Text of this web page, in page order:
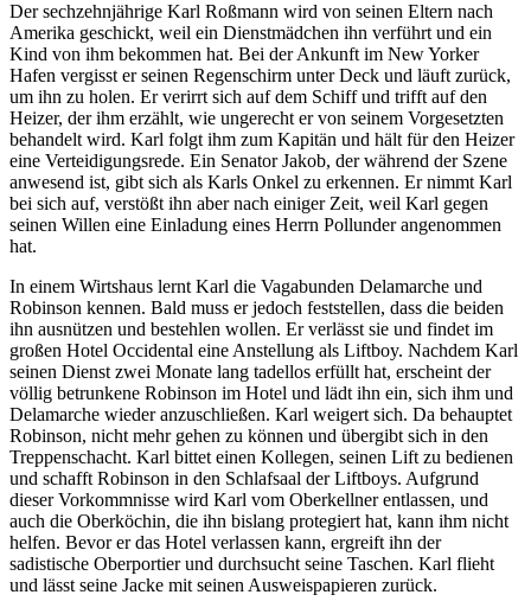
Der sechzehnjährige Karl Roßmann wird von seinen Eltern nach
Amerika geschickt, weil ein Dienstmädchen ihn verführt und ein
Kind von ihm bekommen hat. Bei der Ankunft im New Yorker
Hafen vergisst er seinen Regenschirm unter Deck und läuft zurück,
um ihn zu holen. Er verirrt sich auf dem Schiff und trifft auf den
Heizer, der ihm erzählt, wie ungerecht er von seinem Vorgesetzten
behandelt wird. Karl folgt ihm zum Kapitän und hält für den Heizer
eine Verteidigungsrede. Ein Senator Jakob, der während der Szene
anwesend ist, gibt sich als Karls Onkel zu erkennen. Er nimmt Karl
bei sich auf, verstößt ihn aber nach einiger Zeit, weil Karl gegen
seinen Willen eine Einladung eines Herrn Pollunder angenommen
hat.
In einem Wirtshaus lernt Karl die Vagabunden Delamarche und
Robinson kennen. Bald muss er jedoch feststellen, dass die beiden
ihn ausnützen und bestehlen wollen. Er verlässt sie und findet im
großen Hotel Occidental eine Anstellung als Liftboy. Nachdem Karl
seinen Dienst zwei Monate lang tadellos erfüllt hat, erscheint der
völlig betrunkene Robinson im Hotel und lädt ihn ein, sich ihm und
Delamarche wieder anzuschließen. Karl weigert sich. Da behauptet
Robinson, nicht mehr gehen zu können und übergibt sich in den
Treppenschacht. Karl bittet einen Kollegen, seinen Lift zu bedienen
und schafft Robinson in den Schlafsaal der Liftboys. Aufgrund
dieser Vorkommnisse wird Karl vom Oberkellner entlassen, und
auch die Oberköchin, die ihn bislang protegiert hat, kann ihm nicht
helfen. Bevor er das Hotel verlassen kann, ergreift ihn der
sadistische Oberportier und durchsucht seine Taschen. Karl flieht
und lässt seine Jacke mit seinen Ausweispapieren zurück.